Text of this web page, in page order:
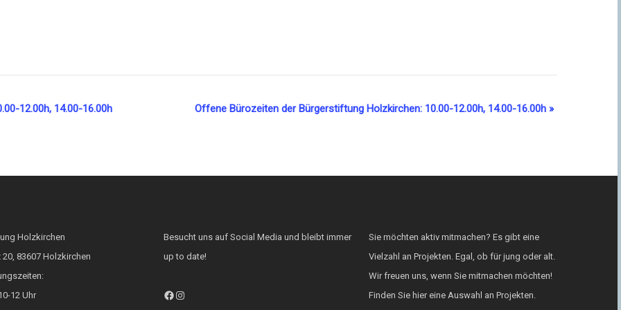
12.00h, 14.00-16.00h Offene Bürozeiten der Bürgerstiftung Holzkirchen: 10.00-12.00h, 14.00-16.00h »
Holzkirchen
83607 Holzkirchen
12 Uhr
Besucht uns auf Social Media und bleibt immer
up to date!
Facebook
Sie möchten aktiv mitmachen? Es gibt eine
Vielzahl an Projekten. Egal, ob für jung oder alt.
Wir freuen uns, wenn Sie mitmachen möchten!
Finden Sie hier eine Auswahl an Projekten.